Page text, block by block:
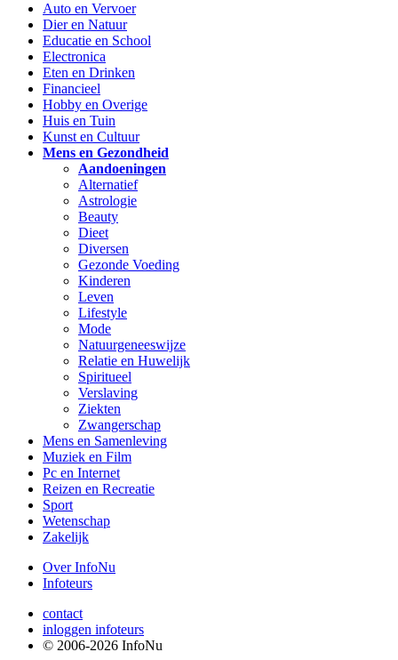
Auto en Vervoer
Dier en Natuur
Educatie en School
Electronica
Eten en Drinken
Financieel
Hobby en Overige
Huis en Tuin
Kunst en Cultuur
Mens en Gezondheid
Aandoeningen
Alternatief
Astrologie
Beauty
Dieet
Diversen
Gezonde Voeding
Kinderen
Leven
Lifestyle
Mode
Natuurgeneeswijze
Relatie en Huwelijk
Spiritueel
Verslaving
Ziekten
Zwangerschap
Mens en Samenleving
Muziek en Film
Pc en Internet
Reizen en Recreatie
Sport
Wetenschap
Zakelijk
Over InfoNu
Infoteurs
contact
inloggen infoteurs
© 2006-2026 InfoNu